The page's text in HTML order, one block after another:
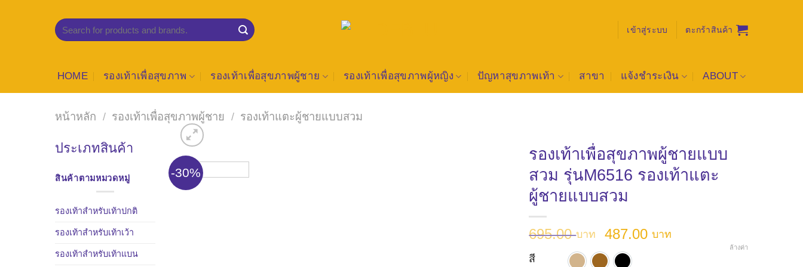
ค้นหา:
เข้าสู่ระบบ ตะกร้าสินค้า
HOME รองเท้าเพื่อสุขภาพ รองเท้าเพื่อสุขภาพผู้ชาย รองเท้าเพื่อสุขภาพผู้หญิง ปัญหาสุขภาพเท้า สาขา แจ้งชำระเงิน ABOUT
หน้าหลัก / รองเท้าเพื่อสุขภาพผู้ชาย / รองเท้าแตะผู้ชายแบบสวม
ประเภทสินค้า
สินค้าตามหมวดหมู่
รองเท้าสำหรับเท้าปกติ
รองเท้าสำหรับเท้าเว้า
รองเท้าสำหรับเท้าแบน
-30%
รองเท้าเพื่อสุขภาพผู้ชายแบบ
สวม รุ่นM6516 รองเท้าแตะ
ผู้ชายแบบสวม
695.00บาท
Original
price
was:
487.00 บาทCurrent
สี
ล้างค่า